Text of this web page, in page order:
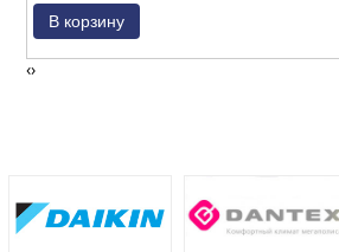
‹›